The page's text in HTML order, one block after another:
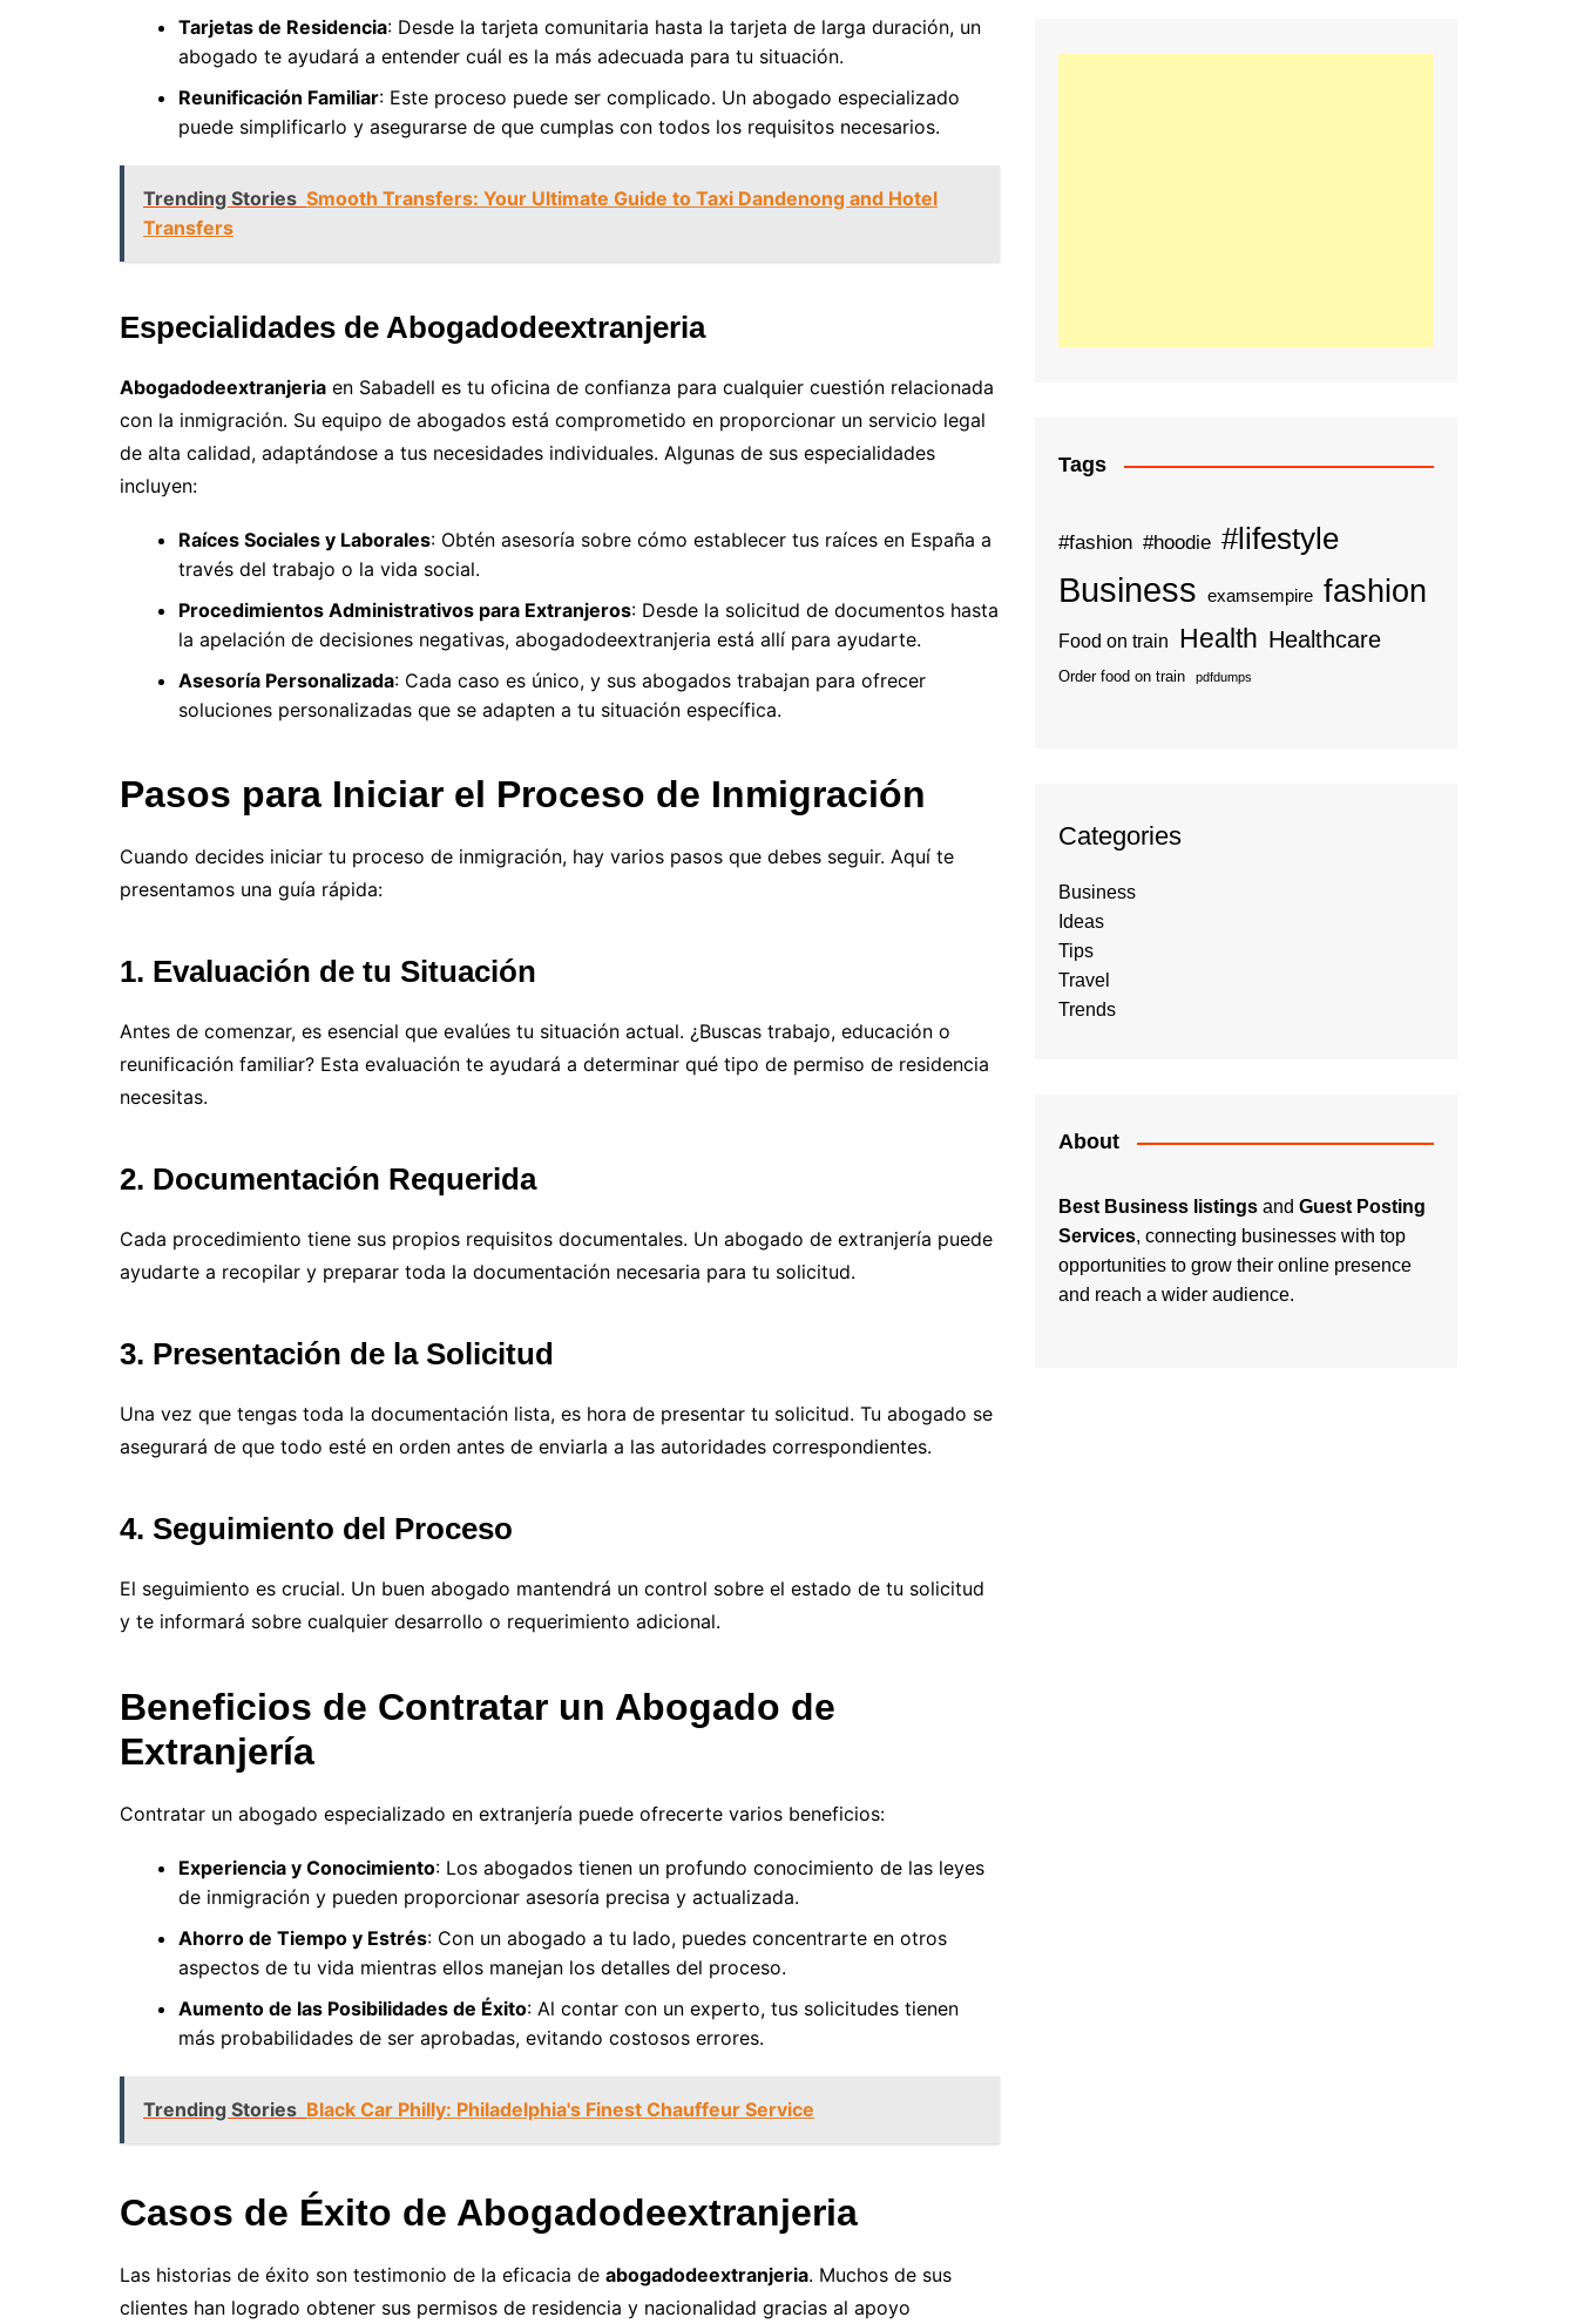
Tarjetas de Residencia: Desde la tarjeta comunitaria hasta la tarjeta de larga duración, un
abogado te ayudará a entender cuál es la más adecuada para tu situación.
Reunificación Familiar: Este proceso puede ser complicado. Un abogado especializado
puede simplificarlo y asegurarse de que cumplas con todos los requisitos necesarios.
Trending Stories Smooth Transfers: Your Ultimate Guide to Taxi Dandenong and Hotel
Transfers
Especialidades de Abogadodeextranjeria
Abogadodeextranjeria en Sabadell es tu oficina de confianza para cualquier cuestión relacionada
con la inmigración. Su equipo de abogados está comprometido en proporcionar un servicio legal
de alta calidad, adaptándose a tus necesidades individuales. Algunas de sus especialidades
incluyen:
Raíces Sociales y Laborales: Obtén asesoría sobre cómo establecer tus raíces en España a
través del trabajo o la vida social.
Procedimientos Administrativos para Extranjeros: Desde la solicitud de documentos hasta
la apelación de decisiones negativas, abogadodeextranjeria está allí para ayudarte.
Asesoría Personalizada: Cada caso es único, y sus abogados trabajan para ofrecer
soluciones personalizadas que se adapten a tu situación específica.
Pasos para Iniciar el Proceso de Inmigración
Cuando decides iniciar tu proceso de inmigración, hay varios pasos que debes seguir. Aquí te
presentamos una guía rápida:
1. Evaluación de tu Situación
Antes de comenzar, es esencial que evalúes tu situación actual. ¿Buscas trabajo, educación o
reunificación familiar? Esta evaluación te ayudará a determinar qué tipo de permiso de residencia
necesitas.
2. Documentación Requerida
Cada procedimiento tiene sus propios requisitos documentales. Un abogado de extranjería puede
ayudarte a recopilar y preparar toda la documentación necesaria para tu solicitud.
3. Presentación de la Solicitud
Una vez que tengas toda la documentación lista, es hora de presentar tu solicitud. Tu abogado se
asegurará de que todo esté en orden antes de enviarla a las autoridades correspondientes.
4. Seguimiento del Proceso
El seguimiento es crucial. Un buen abogado mantendrá un control sobre el estado de tu solicitud
y te informará sobre cualquier desarrollo o requerimiento adicional.
Beneficios de Contratar un Abogado de
Extranjería
Contratar un abogado especializado en extranjería puede ofrecerte varios beneficios:
Experiencia y Conocimiento: Los abogados tienen un profundo conocimiento de las leyes
de inmigración y pueden proporcionar asesoría precisa y actualizada.
Ahorro de Tiempo y Estrés: Con un abogado a tu lado, puedes concentrarte en otros
aspectos de tu vida mientras ellos manejan los detalles del proceso.
Aumento de las Posibilidades de Éxito: Al contar con un experto, tus solicitudes tienen
más probabilidades de ser aprobadas, evitando costosos errores.
Trending Stories Black Car Philly: Philadelphia's Finest Chauffeur Service
Casos de Éxito de Abogadodeextranjeria
Las historias de éxito son testimonio de la eficacia de abogadodeextranjeria. Muchos de sus
clientes han logrado obtener sus permisos de residencia y nacionalidad gracias al apoyo
Tags
#fashion #hoodie #lifestyle
Business examsempire fashion
Food on train Health Healthcare
Order food on train pdfdumps
Categories
Business
Ideas
Tips
Travel
Trends
About
Best Business listings and Guest Posting
Services, connecting businesses with top
opportunities to grow their online presence
and reach a wider audience.